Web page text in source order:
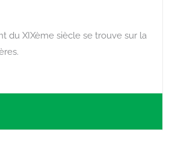
du XIXème siècle se trouve sur la